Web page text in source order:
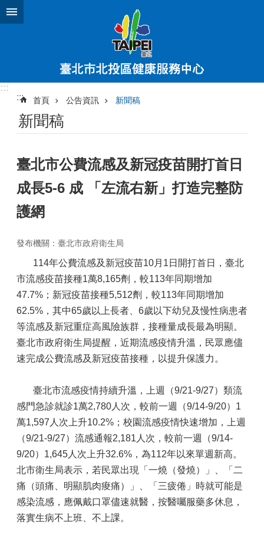
跳到主要內容區塊
:::
:::
首頁 公告資訊 新聞稿
新聞稿
臺北市公費流感及新冠疫苗開打首日
成長5-6 成 「左流右新」打造完整防
護網
發布機關：臺北市政府衛生局
114年公費流感及新冠疫苗10月1日開打首日，臺北
市流感疫苗接種1萬8,165劑，較113年同期增加
47.7%；新冠疫苗接種5,512劑，較113年同期增加
62.5%，其中65歲以上長者、6歲以下幼兒及慢性病患者
等流感及新冠重症高風險族群，接種量成長最為明顯。
臺北市政府衛生局提醒，近期流感疫情升溫，民眾應儘
速完成公費流感及新冠疫苗接種，以提升保護力。
臺北市流感疫情持續升溫，上週（9/21-9/27）類流
感門急診就診1萬2,780人次，較前一週（9/14-9/20）1
萬1,597人次上升10.2%；校園流感疫情快速增加，上週
（9/21-9/27）流感通報2,181人次，較前一週（9/14-
9/20）1,645人次上升32.6%，為112年以來單週新高。
北市衛生局表示，若民眾出現「一燒（發燒）」、「二
痛（頭痛、明顯肌肉痠痛）」、「三疲倦」時就可能是
感染流感，應佩戴口罩儘速就醫，按醫囑服藥多休息，
落實生病不上班、不上課。